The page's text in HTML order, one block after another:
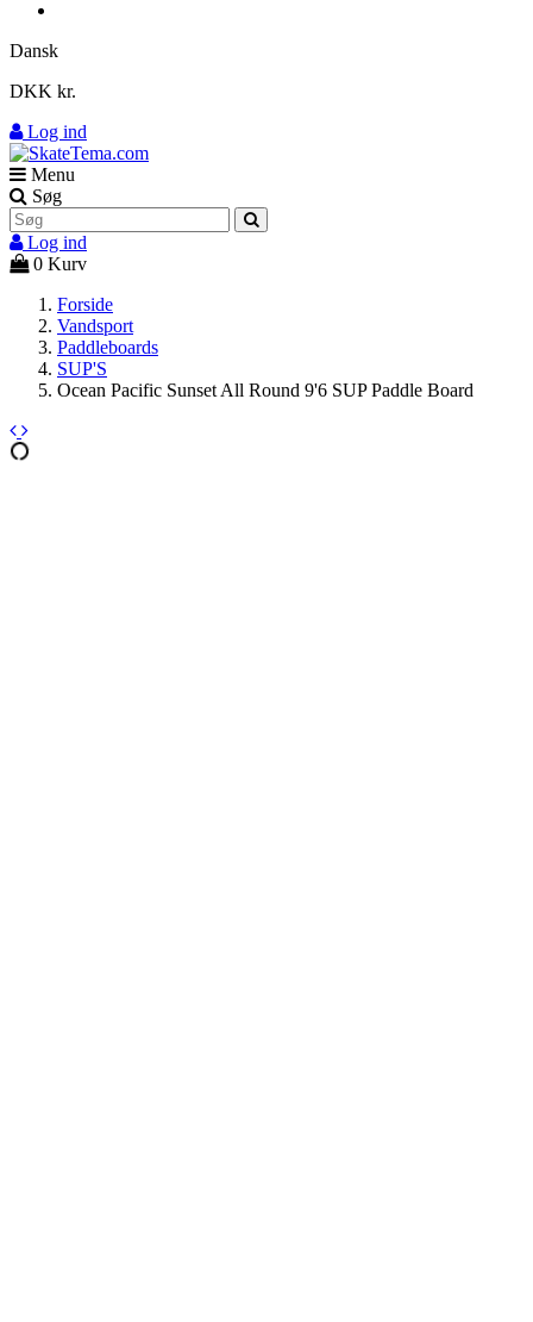
Dansk
DKK kr.
Log ind
Menu
Søg
Log ind
0 Kurv
Forside
Vandsport
Paddleboards
SUP'S
Ocean Pacific Sunset All Round 9'6 SUP Paddle Board